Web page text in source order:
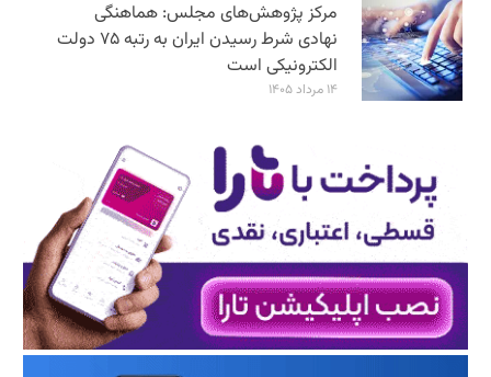
مرکز پژوهش‌های مجلس: هماهنگی
نهادی شرط رسیدن ایران به رتبه ۷۵ دولت
الکترونیکی است
۱۴ مرداد ۱۴۰۵